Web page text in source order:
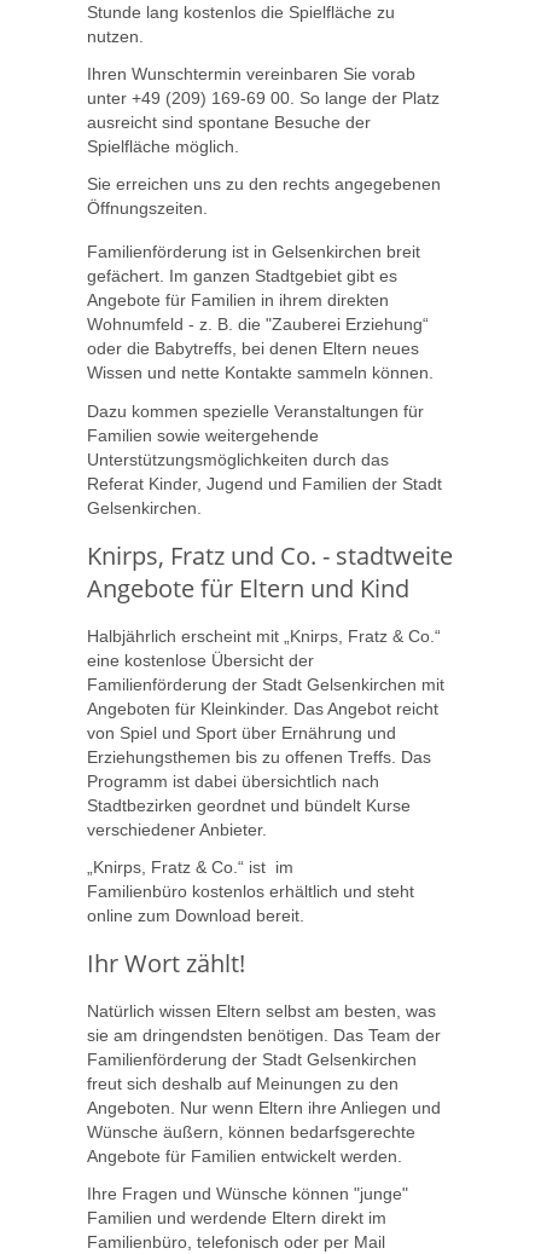
Stunde lang kostenlos die Spielfläche zu
nutzen.
Ihren Wunschtermin vereinbaren Sie vorab
unter +49 (209) 169-69 00. So lange der Platz
ausreicht sind spontane Besuche der
Spielfläche möglich.
Sie erreichen uns zu den rechts angegebenen
Öffnungszeiten.
Familienförderung ist in Gelsenkirchen breit
gefächert. Im ganzen Stadtgebiet gibt es
Angebote für Familien in ihrem direkten
Wohnumfeld - z. B. die "Zauberei Erziehung“
oder die Babytreffs, bei denen Eltern neues
Wissen und nette Kontakte sammeln können.
Dazu kommen spezielle Veranstaltungen für
Familien sowie weitergehende
Unterstützungsmöglichkeiten durch das
Referat Kinder, Jugend und Familien der Stadt
Gelsenkirchen.
Knirps, Fratz und Co. - stadtweite
Angebote für Eltern und Kind
Halbjährlich erscheint mit „Knirps, Fratz & Co.“
eine kostenlose Übersicht der
Familienförderung der Stadt Gelsenkirchen mit
Angeboten für Kleinkinder. Das Angebot reicht
von Spiel und Sport über Ernährung und
Erziehungsthemen bis zu offenen Treffs. Das
Programm ist dabei übersichtlich nach
Stadtbezirken geordnet und bündelt Kurse
verschiedener Anbieter.
„Knirps, Fratz & Co.“ ist im
Familienbüro kostenlos erhältlich und steht
online zum Download bereit.
Ihr Wort zählt!
Natürlich wissen Eltern selbst am besten, was
sie am dringendsten benötigen. Das Team der
Familienförderung der Stadt Gelsenkirchen
freut sich deshalb auf Meinungen zu den
Angeboten. Nur wenn Eltern ihre Anliegen und
Wünsche äußern, können bedarfsgerechte
Angebote für Familien entwickelt werden.
Ihre Fragen und Wünsche können "junge"
Familien und werdende Eltern direkt im
Familienbüro, telefonisch oder per Mail